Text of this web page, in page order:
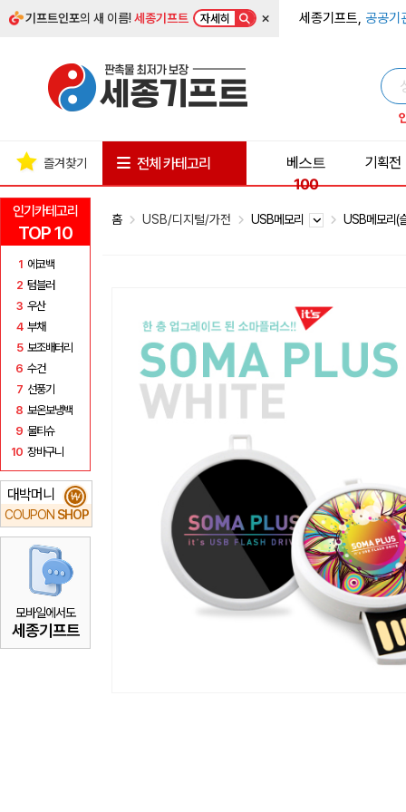
기프트인포의 새 이름!세종기프트 자세히 × 세종기프트, 공공기
인기카테고리
TOP 10
1 에코백
2 텀블러
3 우산
4 부채
5 보조배터리
6 수건
7 선풍기
8 보온보냉백
9 물티슈
10 장바구니
대박머니
COUPON SHOP
₩
모바일에서도
세종기프트
즐겨찾기 전체 카테고리
베스트
100
기획전
홈 USB/디지털/가전 USB메모리 USB메모리(